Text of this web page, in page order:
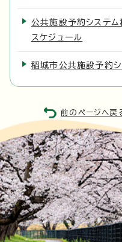
公共施設予約システ
スケジュール
稲城市公共施設予約
前のページへ戻